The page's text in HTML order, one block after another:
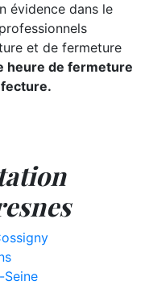
évidence dans le
et de fermeture
heure de fermeture